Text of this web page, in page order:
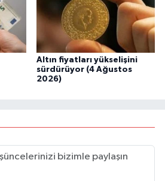
Altın fiyatları yükselişini
sürdürüyor (4 Ağustos
2026)